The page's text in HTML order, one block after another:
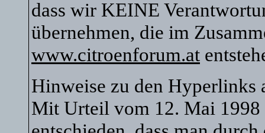
dass wir KEINE
übernehmen, die im
www.citroenforum.at
Hinweise zu den Hyperlinks
Mit Urteil vom 12. Mai 1998